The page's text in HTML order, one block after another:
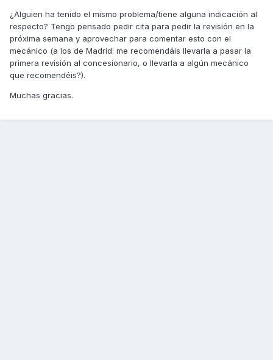
¿Alguien ha tenido el mismo problema/tiene alguna indicación al
respecto? Tengo pensado pedir cita para pedir la revisión en la
próxima semana y aprovechar para comentar esto con el
mecánico (a los de Madrid: me recomendáis llevarla a pasar la
primera revisión al concesionario, o llevarla a algún mecánico
que recomendéis?).
Muchas gracias.